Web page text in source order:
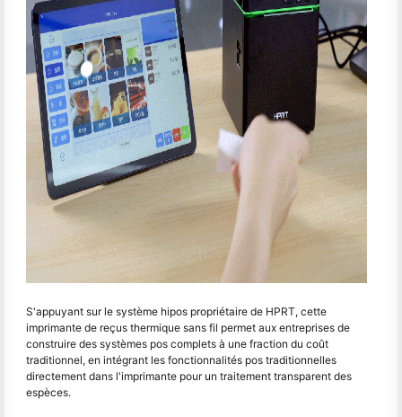
S'appuyant sur le système hipos propriétaire de HPRT, cette
imprimante de reçus thermique sans fil permet aux entreprises de
construire des systèmes pos complets à une fraction du coût
traditionnel, en intégrant les fonctionnalités pos traditionnelles
directement dans l'imprimante pour un traitement transparent des
espèces.